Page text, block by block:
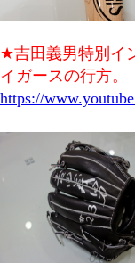
★吉田義男特別イ
イガースの行方。
https://